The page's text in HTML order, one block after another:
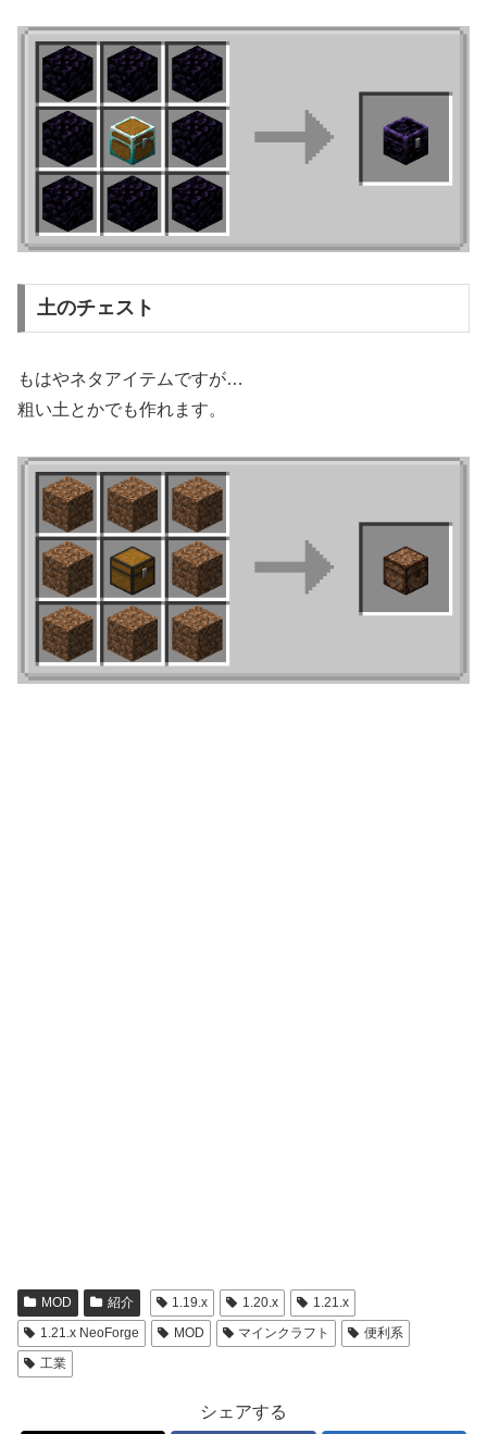
土のチェスト
もはやネタアイテムですが…
粗い土とかでも作れます。
MOD 紹介 1.19.x 1.20.x
1.21.x
1.21.x NeoForge
MOD マインクラフト
便利系
工業
シェアする